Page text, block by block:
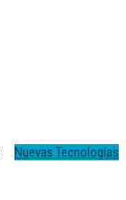
Nuevas Tecnologías